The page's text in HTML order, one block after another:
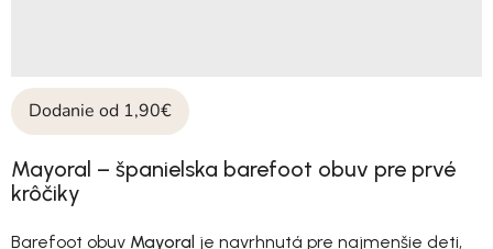
Dodanie od 1,90€
Mayoral – španielska barefoot obuv pre prvé
krôčiky
Barefoot obuv Mayoral je navrhnutá pre najmenšie deti,